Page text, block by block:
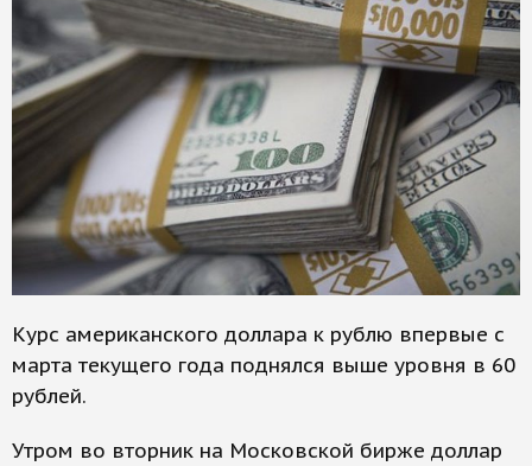
Курс американского доллара к рублю впервые с
марта текущего года поднялся выше уровня в 60
рублей.
Утром во вторник на Московской бирже доллар